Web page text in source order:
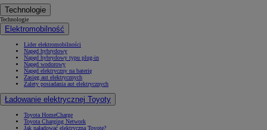
Technologie
Technologie
Elektromobilność
Lider elektromobilności
Napęd hybrydowy
Napęd hybrydowy typu plug-in
Napęd wodorowy
Napęd elektryczny na baterię
Zasięg aut elektrycznych
Zalety posiadania aut elektrycznych
Ładowanie elektrycznej Toyoty
Toyota HomeCharge
Toyota Charging Network
Jak naładować elektryczną Toyotę?